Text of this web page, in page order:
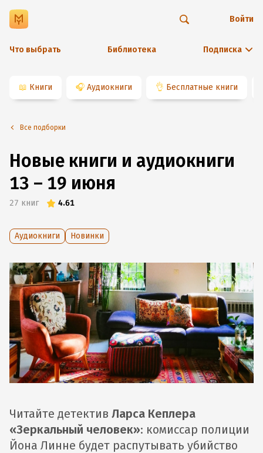
Что выбрать Библиотека Подписка
Войти
📖 Книги 🎧 Аудиокниги 👌 Бесплатные книги
Все подборки
Новые книги и аудиокниги
13 – 19 июня
27 книг 4.61
Аудиокниги Новинки
Читайте детектив Ларса Кеплера
«Зеркальный человек»: комиссар полиции
Йона Линне будет распутывать убийство